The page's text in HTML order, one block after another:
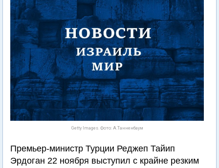
Getty Images. Фото: А.Танненбаум
Премьер-министр Турции Реджеп Тайип
Эрдоган 22 ноября выступил с крайне резким